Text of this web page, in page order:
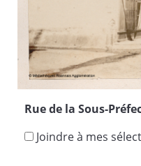
Rue de la Sous-
Joindre à mes